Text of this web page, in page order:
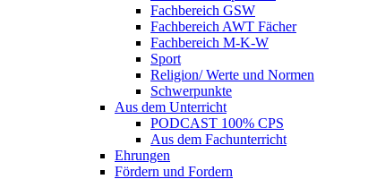
Fachbereich GSW
Fachbereich AWT Fächer
Fachbereich M-K-W
Sport
Religion/ Werte und Normen
Schwerpunkte
Aus dem Unterricht
PODCAST 100% CPS
Aus dem Fachunterricht
Ehrungen
Fördern und Fordern